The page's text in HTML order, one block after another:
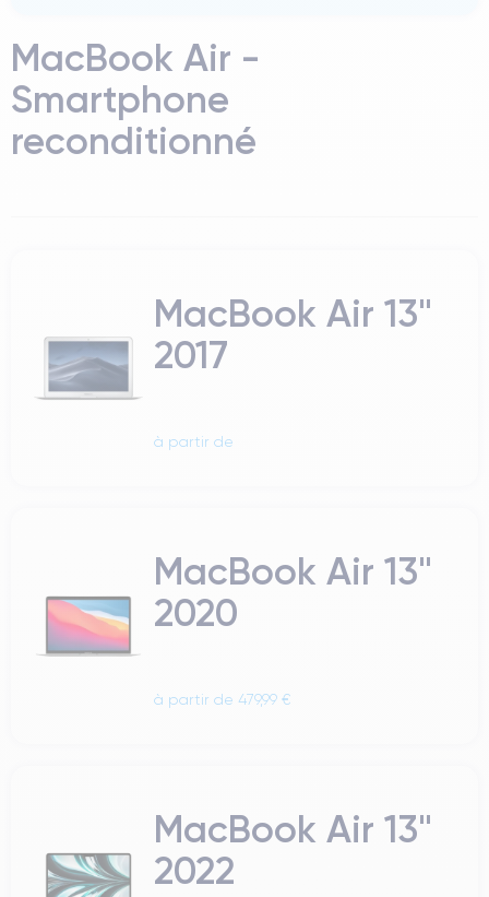
MacBook Air -
Smartphone
reconditionné
MacBook Air 13"
2017
à partir de
MacBook Air 13"
2020
à partir de 479,99 €
MacBook Air 13"
2022